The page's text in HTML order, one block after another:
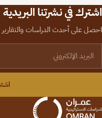
اشترك في نشرتنا البريدية
احصل على أحدث الدراسات